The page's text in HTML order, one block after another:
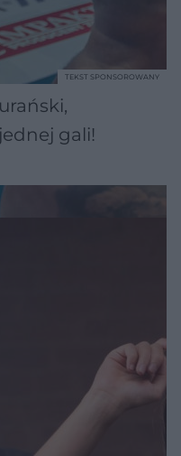
gali!
TEKST SPONSOROWANY